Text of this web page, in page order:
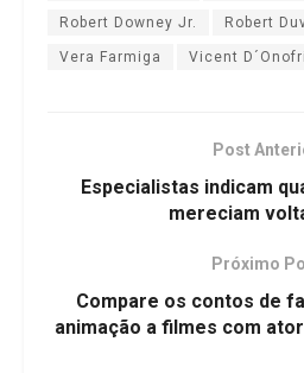
Robert Downey Jr. Robert
Vera Farmiga Vicent
Post
Especialistas indicam
mereciam
Próximo
Compare os contos de
animação a filmes com